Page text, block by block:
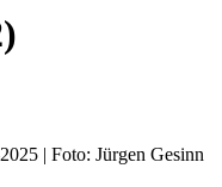
| Foto: Jürgen Gesinn